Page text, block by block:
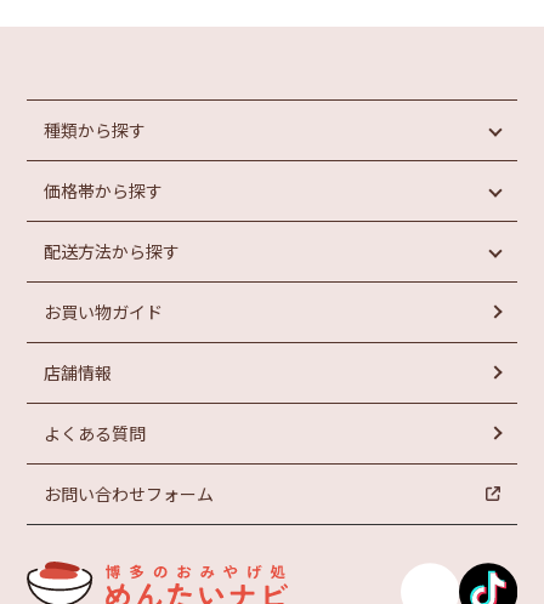
種類から探す
めんたいこ
惣菜・パン
ラーメン
価格帯から探す
1,000円未満
2,000円以上
4,000
配送方法から探す
常温商品
冷凍商品
お買い物ガイド
店舗情報
よくある質問
お問い合わせフォーム